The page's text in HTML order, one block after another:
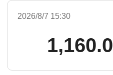
2026/8/7 15:30
1,160.0